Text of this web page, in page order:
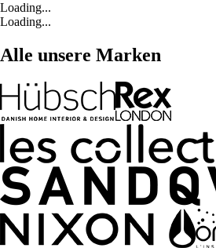
Loading...
Loading...
Alle unsere Marken